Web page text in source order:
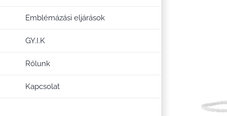
Emblémázási eljárások
GY.I.K
Rólunk
Kapcsolat